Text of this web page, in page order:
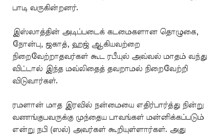
பாடி வருகின்றனர்.
இஸ்லாத்தின் அடிப்படைக் கடமைகளான தொழுகை,
நோன்பு, ஜகாத், ஹஜ் ஆகியவற்றை
நிறைவேற்றாதவர்கள் கூட ரபீயுல் அவ்வல் மாதம் வந்து
விட்டால் இந்த மவ்லிதைத் தவறாமல் நிறைவேற்றி
விடுவார்கள்.
ரமளான் மாத இரவில் நன்மையை எதிர்பார்த்து நின்று
வணங்குபவருக்கு முந்தைய பாவங்கள் மன்னிக்கப்படும்
என்று நபி (ஸல்) அவர்கள் கூறியுள்ளார்கள். அது